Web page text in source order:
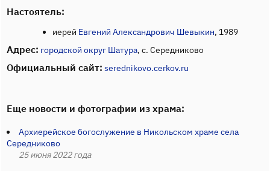
Настоятель:
иерей Евгений Александрович Шевыкин, 1989
Адрес: городской округ Шатура, с. Середниково
Официальный сайт: serednikovo.cerkov.ru
Еще новости и фотографии из храма:
Архиерейское богослужение в Никольском храме села
Середниково
25 июня 2022 года